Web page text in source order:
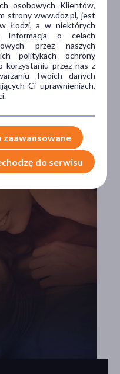
w leczeniu
na koło godzinę
seksualną.Nie zaleca
częściej niż
osobowych Klientów,
strony www.doz.pl, jest
Łodzi, a w niektórych
Informacja o celach
przez naszych
politykach ochrony
korzystaniu przez nas z
Twoich danych
Ci uprawnieniach,
zaawansowane
do serwisu